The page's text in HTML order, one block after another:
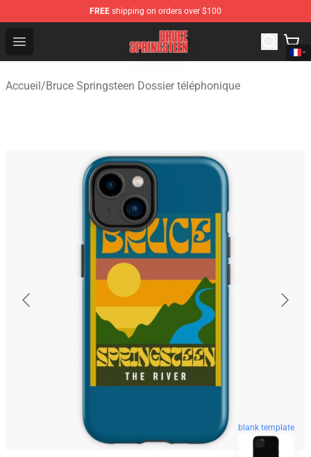
FREE shipping on orders over $100
Open menu
Bruce Springsteen Store - Official Bruce Springsteen
Accueil/Bruce Springsteen Dossier téléphonique
blank template